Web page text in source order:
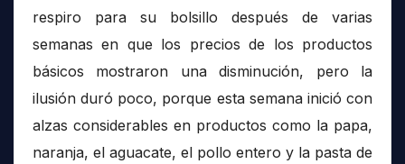
respiro para su bolsillo después de varias
semanas en que los precios de los productos
básicos mostraron una disminución, pero la
ilusión duró poco, porque esta semana inició con
alzas considerables en productos como la papa,
naranja, el aguacate, el pollo entero y la pasta de